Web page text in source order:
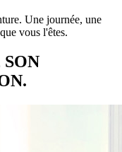
Une journée, une
vous l'êtes.